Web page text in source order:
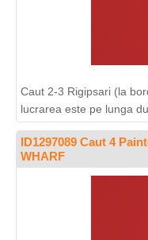
Caut 2-3 Rigipsari (la
lucrarea este pe lunga
ID1297089 Caut 4
WHARF